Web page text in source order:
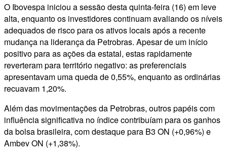
O Ibovespa iniciou a sessão desta quinta-feira (16) em leve
alta, enquanto os investidores continuam avaliando os níveis
adequados de risco para os ativos locais após a recente
mudança na liderança da Petrobras. Apesar de um início
positivo para as ações da estatal, estas rapidamente
reverteram para território negativo: as preferenciais
apresentavam uma queda de 0,55%, enquanto as ordinárias
recuavam 1,20%.
Além das movimentações da Petrobras, outros papéis com
influência significativa no índice contribuíam para os ganhos
da bolsa brasileira, com destaque para B3 ON (+0,96%) e
Ambev ON (+1,38%).